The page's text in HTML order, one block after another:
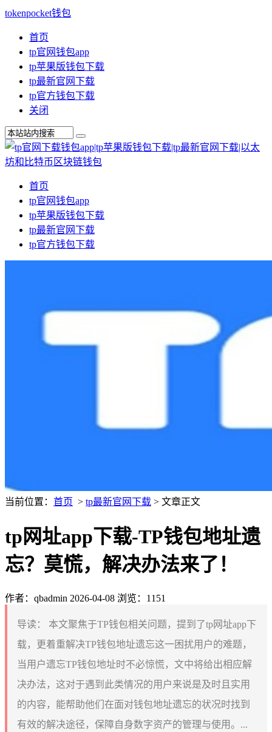
tokenpocket钱包
首页
tp官网钱包app
tp苹果版钱包下载
tp最新官网下载
tp官方钱包下载
关闭
首页
tp官网钱包app
tp苹果版钱包下载
tp最新官网下载
tp官方钱包下载
当前位置： 首页 > tp最新官网下载 > 文章正文
tp网址app下载-TP钱包地址遗
忘？莫慌，解决办法来了！
作者：qbadmin 2026-04-08 浏览：1151
导读：
本文聚焦于TP钱包相关问题，提到了tp网址app下
载，更着重解决TP钱包地址遗忘这一困扰用户的难题，
当用户遗忘TP钱包地址时不必惊慌，文中将给出相应解
决办法，这对于遇到此类情况的用户来说是及时且实用
的内容，能帮助他们在面对钱包地址遗忘的状况时找到
有效的解决途径，保障自身数字资产的管理与使用。...